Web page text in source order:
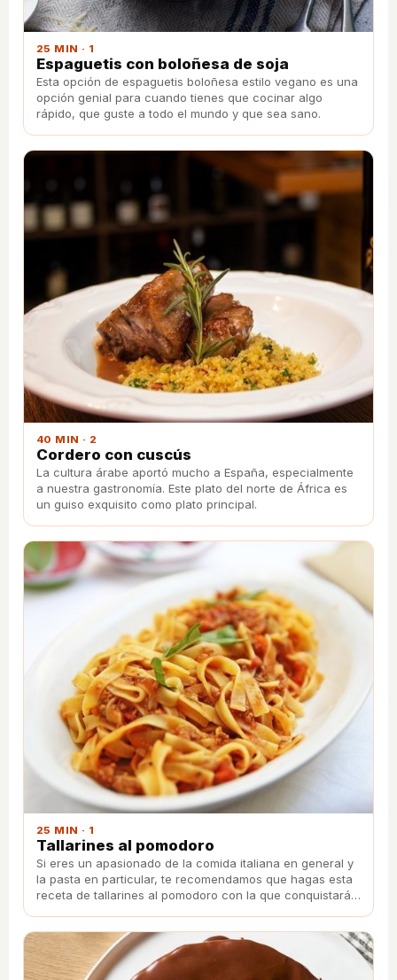
25 MIN · 1
Espaguetis con boloñesa de soja
Esta opción de espaguetis boloñesa estilo vegano es una
opción genial para cuando tienes que cocinar algo
rápido, que guste a todo el mundo y que sea sano.
40 MIN · 2
Cordero con cuscús
La cultura árabe aportó mucho a España, especialmente
a nuestra gastronomía. Este plato del norte de África es
un guiso exquisito como plato principal.
25 MIN · 1
Tallarines al pomodoro
Si eres un apasionado de la comida italiana en general y
la pasta en particular, te recomendamos que hagas esta
receta de tallarines al pomodoro con la que conquistarás